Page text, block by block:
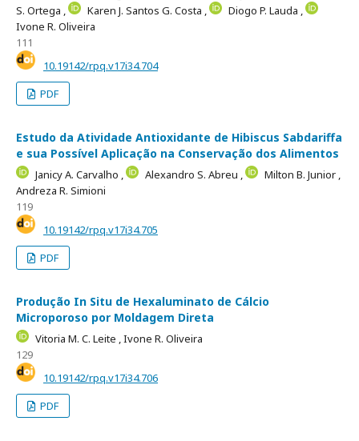
S. Ortega ,
Karen J. Santos G. Costa ,
Diogo P. Lauda ,
Ivone R. Oliveira
111
10.19142/rpq.v17i34.704
PDF
Estudo da Atividade Antioxidante de Hibiscus Sabdariffa
e sua Possível Aplicação na Conservação dos Alimentos
Janicy A. Carvalho , Alexandro S. Abreu ,
Milton B. Junior ,
Andreza R. Simioni
119
10.19142/rpq.v17i34.705
PDF
Produção In Situ de Hexaluminato de Cálcio
Microporoso por Moldagem Direta
Vitoria M. C. Leite ,Ivone R. Oliveira
129
10.19142/rpq.v17i34.706
PDF